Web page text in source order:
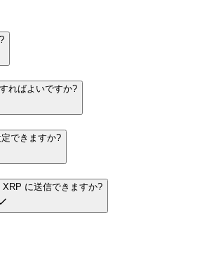
ればよいですか?
できますか?
に送信できますか?